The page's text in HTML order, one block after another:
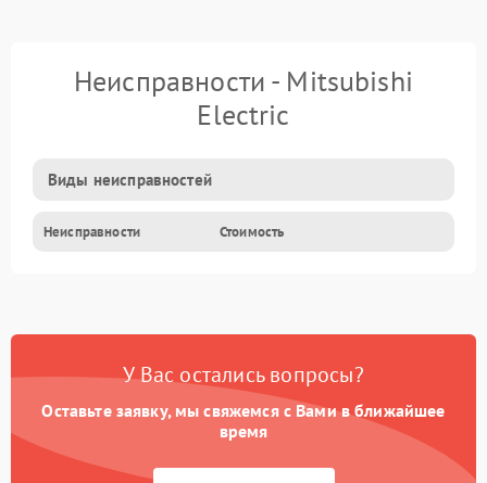
Неисправности - Mitsubishi
Electric
Виды неисправностей
Неисправности Стоимость
У Вас остались вопросы?
Оставьте заявку, мы свяжемся с Вами в ближайшее
время